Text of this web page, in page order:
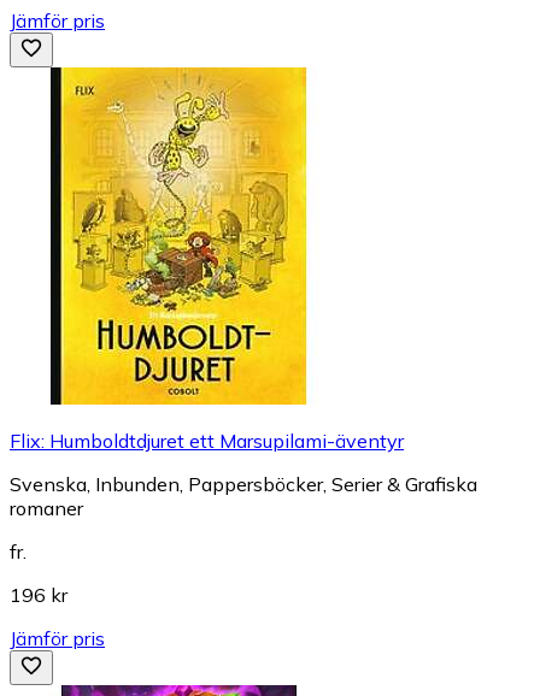
Jämför pris
Flix: Humboldtdjuret ett Marsupilami-äventyr
Svenska, Inbunden, Pappersböcker, Serier & Grafiska
romaner
fr.
196 kr
Jämför pris